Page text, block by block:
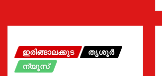
ഇരിങ്ങാലക്കുട
തൃശൂർ
ന്യൂസ്